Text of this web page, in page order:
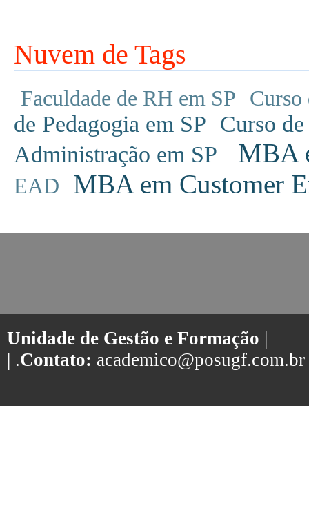
Nuvem de Tags
Faculdade de RH em SP Curso
de Pedagogia em SP Curso
Administração em SP
MBA
EAD MBA em Customer
Unidade de Gestão e Formação |
| .Contato: academico@posugf.com.br